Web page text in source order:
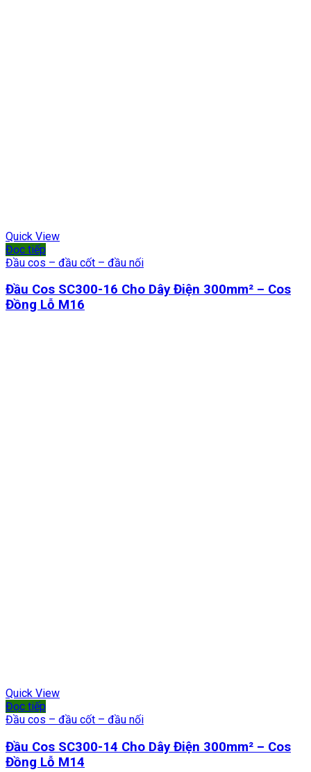
Quick View
Đọc tiếp
Đầu cos – đầu cốt – đầu nối
Đầu Cos SC300-16 Cho Dây Điện 300mm² – Cos
Đồng Lỗ M16
Quick View
Đọc tiếp
Đầu cos – đầu cốt – đầu nối
Đầu Cos SC300-14 Cho Dây Điện 300mm² – Cos
Đồng Lỗ M14